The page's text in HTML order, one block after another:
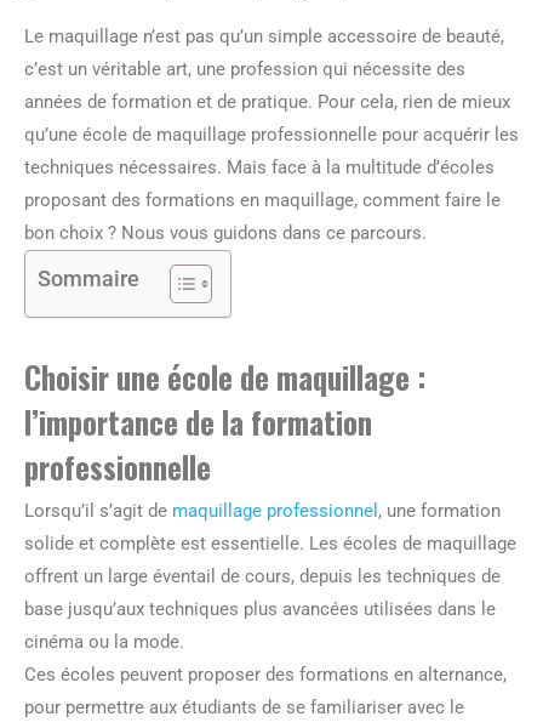
Le maquillage n’est pas qu’un simple accessoire de beauté,
c’est un véritable art, une profession qui nécessite des
années de formation et de pratique. Pour cela, rien de mieux
qu’une école de maquillage professionnelle pour acquérir les
techniques nécessaires. Mais face à la multitude d’écoles
proposant des formations en maquillage, comment faire le
bon choix ? Nous vous guidons dans ce parcours.
Sommaire
Choisir une école de maquillage :
l’importance de la formation
professionnelle
Lorsqu’il s’agit de maquillage professionnel , une formation
solide et complète est essentielle. Les écoles de maquillage
offrent un large éventail de cours, depuis les techniques de
base jusqu’aux techniques plus avancées utilisées dans le
cinéma ou la mode.
Ces écoles peuvent proposer des formations en alternance,
pour permettre aux étudiants de se familiariser avec le